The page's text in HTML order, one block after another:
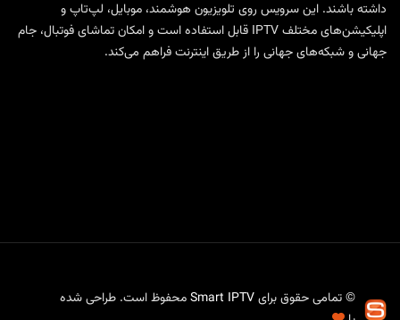
داشته باشند. این سرویس روی تلویزیون هوشمند، موبایل، لپ‌تاپ و
اپلیکیشن‌های مختلف IPTV قابل استفاده است و امکان تماشای فوتبال، جام
جهانی و شبکه‌های جهانی را از طریق اینترنت فراهم می‌کند.
© تمامی حقوق برایSmart IPTVمحفوظ است. طراحی شده